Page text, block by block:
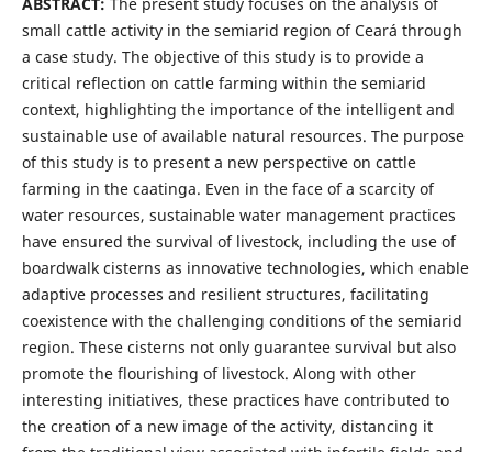
small cattle activity in the semiarid region of Ceará through
a case study. The objective of this study is to provide a
critical reflection on cattle farming within the semiarid
context, highlighting the importance of the intelligent and
sustainable use of available natural resources. The purpose
of this study is to present a new perspective on cattle
farming in the caatinga. Even in the face of a scarcity of
water resources, sustainable water management practices
have ensured the survival of livestock, including the use of
boardwalk cisterns as innovative technologies, which enable
adaptive processes and resilient structures, facilitating
coexistence with the challenging conditions of the semiarid
region. These cisterns not only guarantee survival but also
promote the flourishing of livestock. Along with other
interesting initiatives, these practices have contributed to
the creation of a new image of the activity, distancing it